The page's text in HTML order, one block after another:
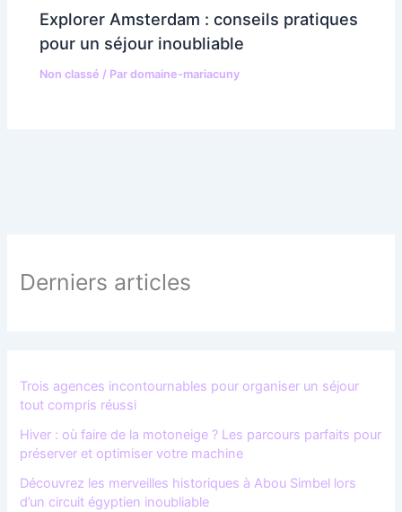
Explorer Amsterdam : conseils pratiques
pour un séjour inoubliable
Non classé / Pardomaine-mariacuny
Derniers articles
Trois agences incontournables pour organiser un séjour
tout compris réussi
Hiver : où faire de la motoneige ? Les parcours parfaits pour
préserver et optimiser votre machine
Découvrez les merveilles historiques à Abou Simbel lors
d’un circuit égyptien inoubliable